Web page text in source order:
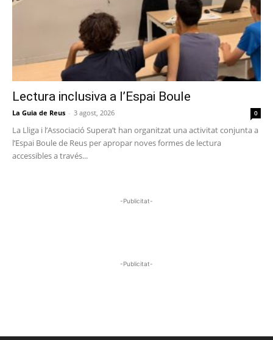
Lectura inclusiva a l’Espai Boule
La Guia de Reus - 3 agost, 2026 0
La Lliga i l’Associació Supera’t han organitzat una activitat conjunta a
l’Espai Boule de Reus per apropar noves formes de lectura
accessibles a través...
-Publicitat-
-Publicitat-